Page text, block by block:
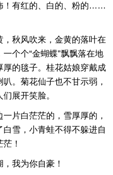
！有红的、白的、粉的……
秋风吹来，金黄的落叶在
个个“金蝴蝶”飘飘落在地
厚的毯子。桂花姑娘穿戴成
。菊花仙子也不甘示弱，
展开笑脸。
片白茫茫的，雪厚厚的，
雪，小青蛙不得不躲进自
！
我为你自豪！